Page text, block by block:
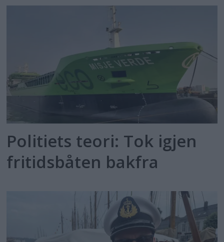
Politiets teori: Tok igjen
fritidsbåten bakfra